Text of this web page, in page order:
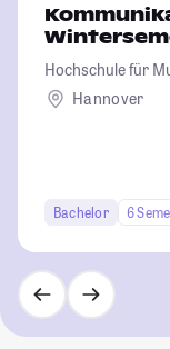
Hochschule für
Hannover
Bachelor 6